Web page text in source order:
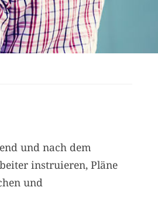
und nach dem
instruieren, Pläne
und